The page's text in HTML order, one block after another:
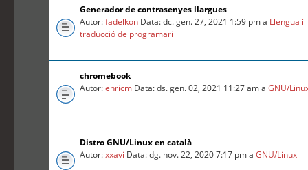
Generador de contrasenyes llargues
Autor:fadelkon Data: dc. gen. 27, 2021 1:59 pm a Llengua i
traducció de programari
chromebook
Autor:enricm Data: ds. gen. 02, 2021 11:27 am aGNU/
Distro GNU/Linux en català
Autor:xxavi Data: dg. nov. 22, 2020 7:17 pm aGNU/Linux